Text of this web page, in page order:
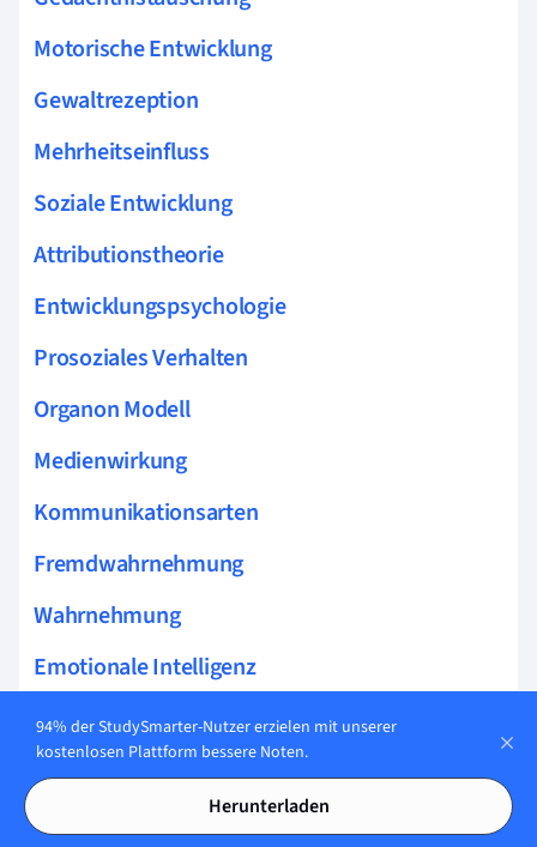
Motorische Entwicklung
Gewaltrezeption
Mehrheitseinfluss
Soziale Entwicklung
Attributionstheorie
Entwicklungspsychologie
Prosoziales Verhalten
Organon Modell
Medienwirkung
Kommunikationsarten
Fremdwahrnehmung
Wahrnehmung
Emotionale Intelligenz
Körpersprache
Lernen am Modell
Soziale Gruppe
94% der StudySmarter-Nutzer erzielen mit unserer
kostenlosen Plattform bessere Noten.
Herunterladen